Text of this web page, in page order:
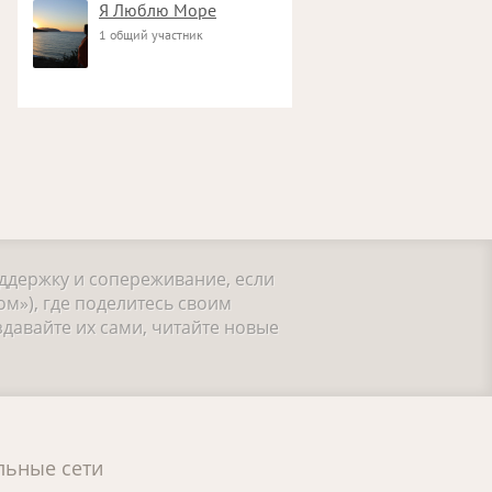
Я Люблю Море
1 общий участник
и сопереживание, если
где поделитесь своим
их сами, читайте новые
сети